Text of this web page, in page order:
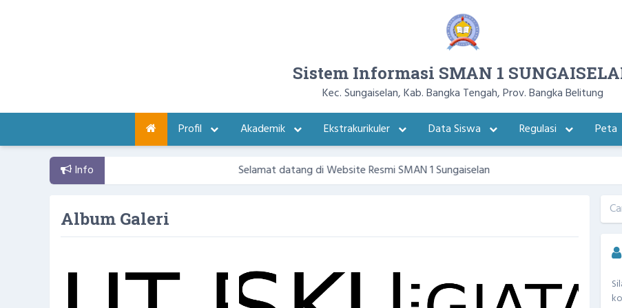
Sistem Informasi SMAN 1
Kec. Sungaiselan, Kab. Bangka Tengah, Prov. Bangka Belitung
Profil
Akademik Ekstrakurikuler Data Siswa Regulasi Peta
Info Selamat datang di Website Resmi SMAN 1 Sungaiselan
Album Galeri